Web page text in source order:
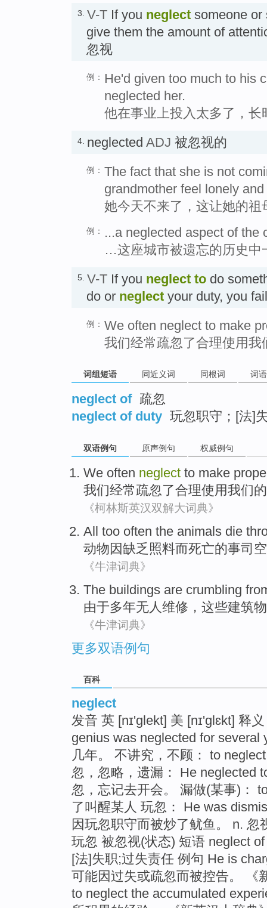
3. V-T If you neglect someone or
give them the amount of
忽视
例： He'd given too much to his
neglected her.
他在事业上投入太多了，
4. neglected ADJ 被忽视的
例： The fact that she is not
grandmother feel lonely
她今天不来了，这让她的
例：
...a neglected aspect of the
…这座城市被遗忘的历史中
5. V-T If you neglect to do
do or neglect your duty, you
例： We often neglect to make
我们经常疏忽了合理使用我
词组短语 同近义词 同根词 词
neglect of 疏忽
neglect of duty 玩忽职守；[法]
双语例句 原声例句 权威例句
We often neglect to make
我们经常疏忽了合理使用我们的
《柯林斯英汉双解大词典》
All too often the animals die
动物因缺乏照料而死亡的事司空
《牛津词典》
The buildings are crumbling
由于多年无人维修， 这些建筑物
《牛津词典》
更多双语例句
百科
neglect
发音 英 [nɪ'glekt] 美 [nɪ'glɛkt] 释
genius was neglected for
几年。 不讲究，不顾： to
忽，忽略，遗漏： He neglected
忽，忘记去开会。 漏做(某事)：
了叫醒某人 玩忽： He was
因玩忽职守而被炒了鱿鱼。 n.
玩忽 被忽视(状态) 短语 neglect
[法]失职;过失责任 例句 He is
可能因过失或疏忽而被控告。 《
to neglect the accumulated